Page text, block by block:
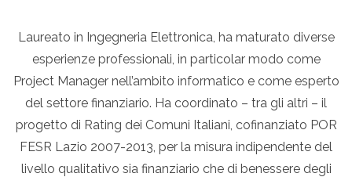
Laureato in Ingegneria Elettronica, ha maturato diverse
esperienze professionali, in particolar modo come
Project Manager nell’ambito informatico e come esperto
del settore finanziario. Ha coordinato – tra gli altri – il
progetto di Rating dei Comuni Italiani, cofinanziato POR
FESR Lazio 2007-2013, per la misura indipendente del
livello qualitativo sia finanziario che di benessere degli